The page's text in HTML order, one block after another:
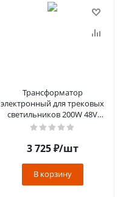
Трансформатор
электронный для трековых
светильников 200W 48V
(драйвер), LB048
3 725₽/шт
В корзину